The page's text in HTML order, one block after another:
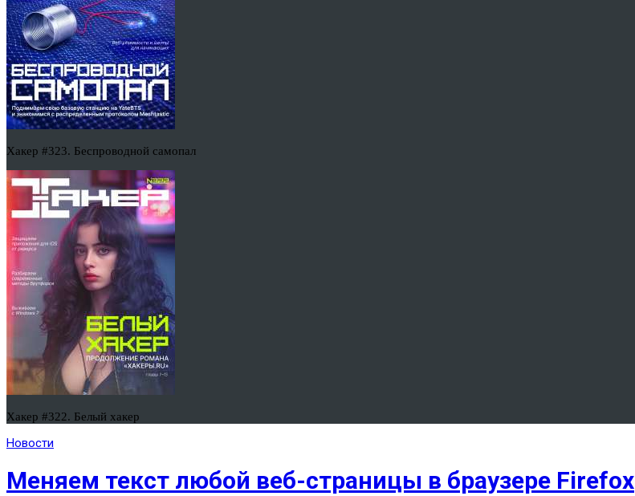
Хакер #323. Беспроводной самопал
Хакер #322. Белый хакер
Новости
Меняем текст любой веб-страницы в браузере Firefox